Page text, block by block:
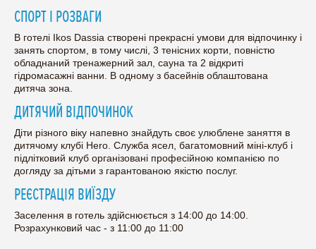
СПОРТ І РОЗВАГИ
В готелі Ikos Dassia створені прекрасні умови для відпочинку і
занять спортом, в тому числі, 3 тенісних корти, повністю
обладнаний тренажерний зал, сауна та 2 відкриті
гідромасажні ванни. В одному з басейнів облаштована
дитяча зона.
ДИТЯЧИЙ ВІДПОЧИНОК
Діти різного віку напевно знайдуть своє улюблене заняття в
дитячому клубі Hero. Служба ясел, багатомовний міні-клуб і
підлітковий клуб організовані професійною компанією по
догляду за дітьми з гарантованою якістю послуг.
РЕЄСТРАЦІЯ ВИЇЗДУ
Заселення в готель здійснюється з 14:00 до 14:00.
Розрахунковий час - з 11:00 до 11:00